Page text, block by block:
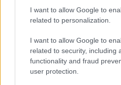
I want to allow Google to
related to personalization.
I want to allow Google to
related to security, including
functionality and fraud
user protection.
φροντίδα των παιδιών
οικογένειές μας, που
στέγαση και η
διαθέσιμες σε όλους και
μια δημοκρατία που
όλους μας», ανέφερε